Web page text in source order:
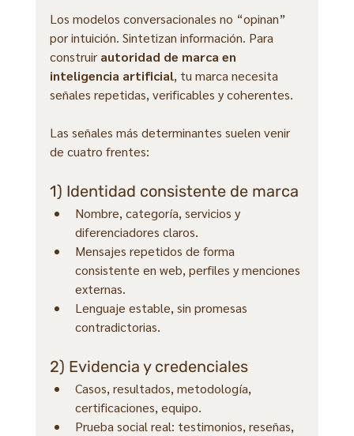
Los modelos conversacionales no “opinan”
por intuición. Sintetizan información. Para
construir autoridad de marca en
inteligencia artificial, tu marca necesita
señales repetidas, verificables y coherentes.
Las señales más determinantes suelen venir
de cuatro frentes:
1) Identidad consistente de marca
Nombre, categoría, servicios y
diferenciadores claros.
Mensajes repetidos de forma
consistente en web, perfiles y menciones
externas.
Lenguaje estable, sin promesas
contradictorias.
2) Evidencia y credenciales
Casos, resultados, metodología,
certificaciones, equipo.
Prueba social real: testimonios, reseñas,